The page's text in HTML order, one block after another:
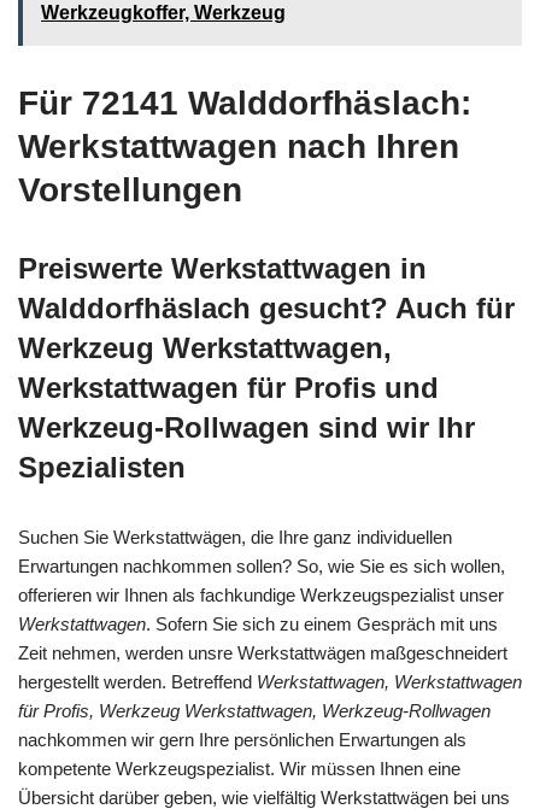
Werkzeugkoffer, Werkzeug
Für 72141 Walddorfhäslach:
Werkstattwagen nach Ihren
Vorstellungen
Preiswerte Werkstattwagen in
Walddorfhäslach gesucht? Auch für
Werkzeug Werkstattwagen,
Werkstattwagen für Profis und
Werkzeug-Rollwagen sind wir Ihr
Spezialisten
Suchen Sie Werkstattwägen, die Ihre ganz individuellen
Erwartungen nachkommen sollen? So, wie Sie es sich wollen,
offerieren wir Ihnen als fachkundige Werkzeugspezialist unser
Werkstattwagen. Sofern Sie sich zu einem Gespräch mit uns
Zeit nehmen, werden unsre Werkstattwägen maßgeschneidert
hergestellt werden. Betreffend Werkstattwagen, Werkstattwagen
für Profis, Werkzeug Werkstattwagen, Werkzeug-Rollwagen
nachkommen wir gern Ihre persönlichen Erwartungen als
kompetente Werkzeugspezialist. Wir müssen Ihnen eine
Übersicht darüber geben, wie vielfältig Werkstattwägen bei uns